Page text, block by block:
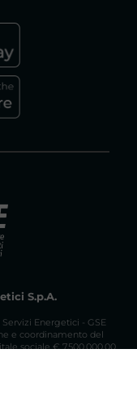
S.p.A.
Energetici - GSE
e coordinamento del
sociale € 7.500.000,00